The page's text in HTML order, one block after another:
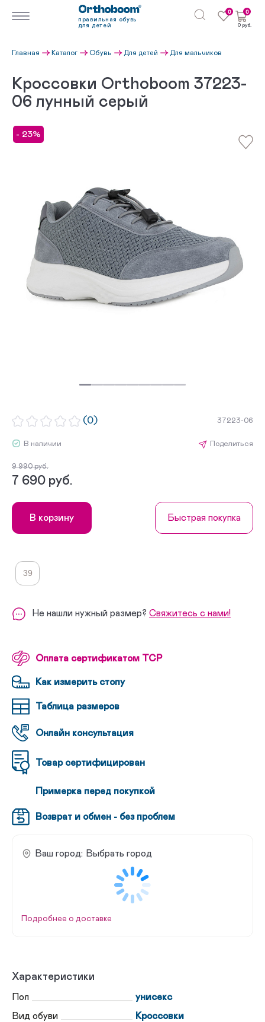
правильная обувь
для детей
0 0
0 руб.
Главная Каталог Обувь Для детей Для мальчиков
Кроссовки Orthoboom 37223-
06 лунный серый
- 23%
(0) 37223-06
В наличии Поделиться
9 990 руб.
7 690 руб.
В корзину Быстрая покупка
39
Не нашли нужный размер? Свяжитесь с нами!
Оплата сертификатом ТСР
Как измерить стопу
Таблица размеров
Онлайн консультация
Товар сертифицирован
Примерка перед покупкой
Возврат и обмен - без проблем
Ваш город: Выбрать город
Подробнее о доставке
Характеристики
Пол
унисекс
Вид обуви
Кроссовки